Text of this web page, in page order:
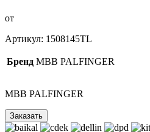
от
Артикул: 1508145TL
Бренд MBB PALFINGER
MBB PALFINGER
Заказать